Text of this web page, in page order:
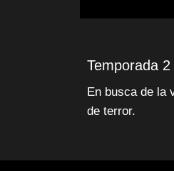
Temporada
En busca de la
de terror.